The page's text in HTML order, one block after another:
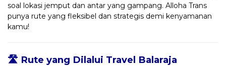
soal lokasi jemput dan antar yang gampang. Alloha Trans
punya rute yang fleksibel dan strategis demi kenyamanan
kamu!
🛣️ Rute yang Dilalui Travel Balaraja